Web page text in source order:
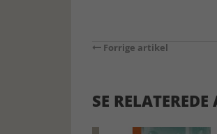
Forrige artikel
SE RELATEREDE